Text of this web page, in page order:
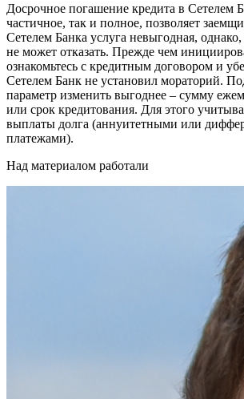
Досрочное погашение кредита в Сетелем
частичное, так и полное, позволяет
Сетелем Банка услуга невыгодная, однако,
не может отказать. Прежде чем
ознакомьтесь с кредитным договором и
Сетелем Банк не установил мораторий.
параметр изменить выгоднее – сумму
или срок кредитования. Для этого
выплаты долга (аннуитетными или
платежами).
Над материалом работали